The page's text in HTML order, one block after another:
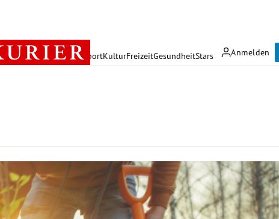
Anmelden
PolitikWirtschaft SportKulturFreizeitGesundheitStars